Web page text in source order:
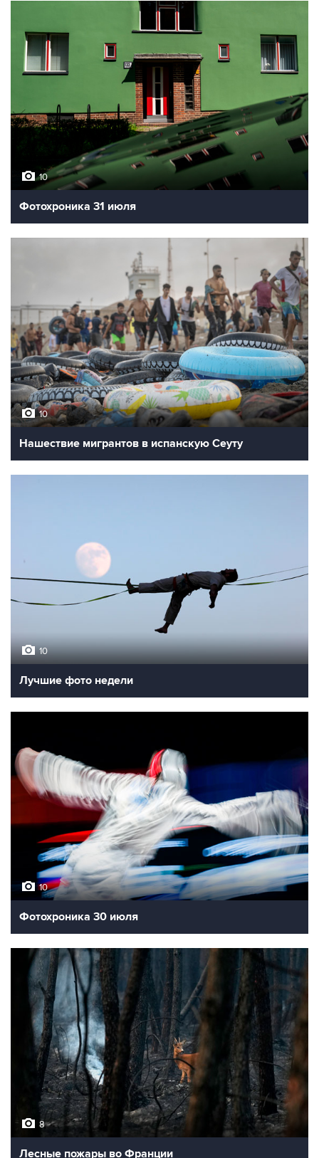
10
Фотохроника 31 июля
10
Нашествие мигрантов в испанскую Сеуту
10
Лучшие фото недели
10
Фотохроника 30 июля
8
Лесные пожары во Франции